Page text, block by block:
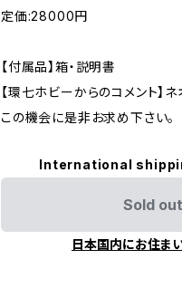
定価:28000円
【付属品】箱・説明書
【環七ホビーからのコメント】
この機会に是非お求め下さい。
International
Sold out
日本国内にお住ま